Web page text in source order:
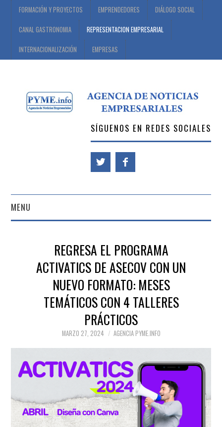
FORMACIÓN Y PROYECTOS EMPRENDEDORES DIÁLOGO SOCIAL
CANAL GASTRONOMIA REPRESENTACION EMPRESARIAL
INTERNACIONALIZACIÓN EMPRESAS
SÍGUENOS EN REDES SOCIALES
MENU
REGRESA EL PROGRAMA
ACTIVATICS DE ASECOV CON UN
NUEVO FORMATO: MESES
TEMÁTICOS CON 4 TALLERES
PRÁCTICOS
MARZO 27, 2024 AGENCIA PYME.INFO